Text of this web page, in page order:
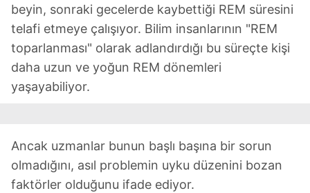
beyin, sonraki gecelerde kaybettiği REM süresini
telafi etmeye çalışıyor. Bilim insanlarının "REM
toparlanması" olarak adlandırdığı bu süreçte kişi
daha uzun ve yoğun REM dönemleri
yaşayabiliyor.
Ancak uzmanlar bunun başlı başına bir sorun
olmadığını, asıl problemin uyku düzenini bozan
faktörler olduğunu ifade ediyor.